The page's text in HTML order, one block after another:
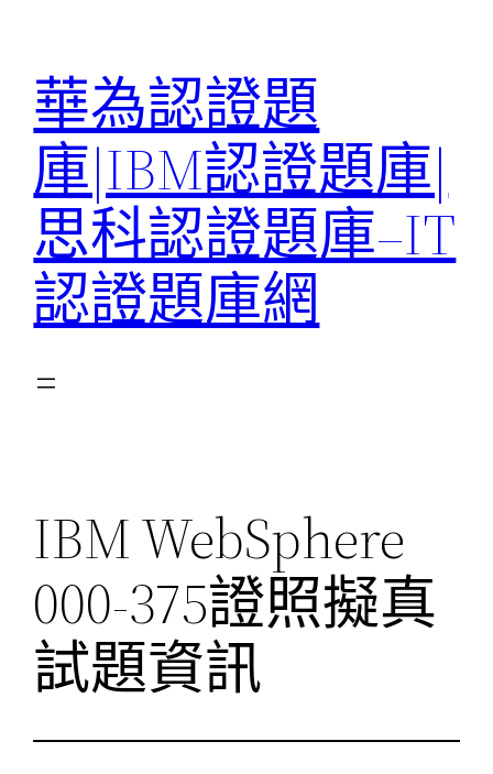
華為認證題
庫|IBM認證題庫|
思科認證題庫–IT
認證題庫網
IBM WebSphere
000-375證照擬真
試題資訊